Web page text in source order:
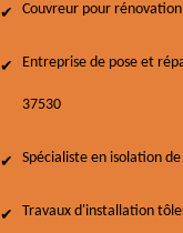
Couvreur pour
Entreprise de pose et
37530
Spécialiste en isolation
Travaux d'installation